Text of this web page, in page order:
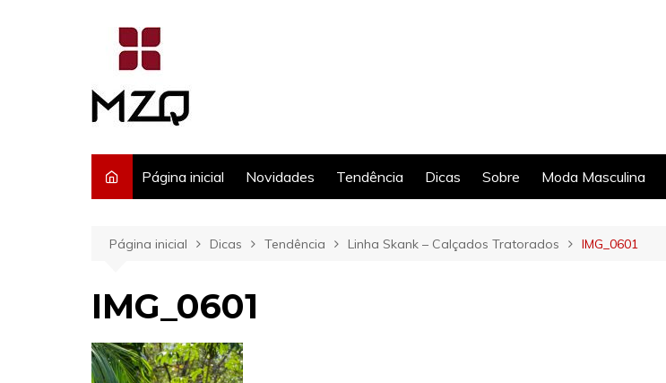
Página inicial Novidades Tendência Dicas Sobre Moda Masculina
Página inicial Dicas Tendência Linha Skank – Calçados Tratorados IMG_0601
IMG_0601